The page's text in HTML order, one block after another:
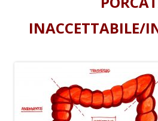
INACCETTABILE/